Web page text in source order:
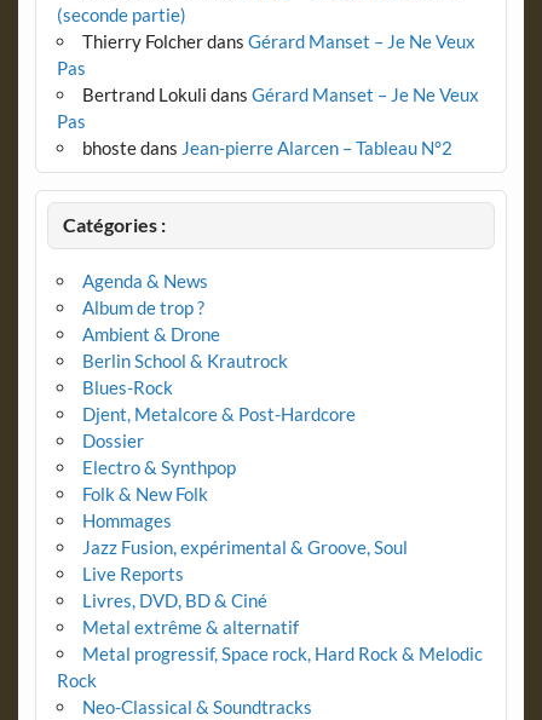
(seconde partie)
Thierry Folcherdans Gérard Manset – Je Ne Veux
Pas
Bertrand Lokuli dans Gérard Manset – Je Ne Veux
Pas
bhostedans Jean-pierre Alarcen – Tableau N°2
Catégories :
Agenda & News
Album de trop ?
Ambient & Drone
Berlin School & Krautrock
Blues-Rock
Djent, Metalcore & Post-Hardcore
Dossier
Electro & Synthpop
Folk & New Folk
Hommages
Jazz Fusion, expérimental & Groove, Soul
Live Reports
Livres, DVD, BD & Ciné
Metal extrême & alternatif
Metal progressif, Space rock, Hard Rock & Melodic
Rock
Neo-Classical & Soundtracks